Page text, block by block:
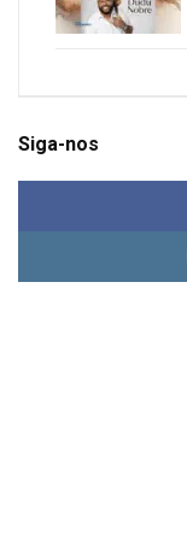
Siga-nos